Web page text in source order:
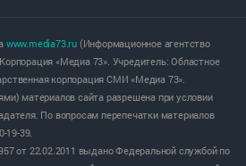
www.media73.ru(Информационное агентство
«Медиа 73». Учредитель: Областное
корпорация СМИ «Медиа 73».
материалов сайта разрешена при условии
По вопросам перепечатки материалов
19-39.
от 22.02.2011 выдано Федеральной службой по